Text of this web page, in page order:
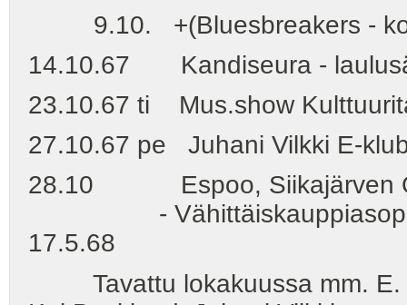
9.10. +(Bluesbreakers -
14.10.67 Kandiseura -
23.10.67 ti Mus.show
27.10.67 pe Juhani Vilkki E-
28.10 Espoo, Siikajärven
-
17.5.68
Tavattu lokakuussa mm. E.